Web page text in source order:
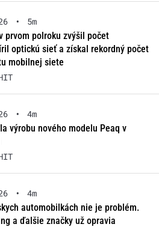
•
5m
prvom polroku zvýšil počet
optickú sieť a získal rekordný počet
mobilnej siete
•
4m
výrobu nového modelu Peaq v
•
4m
automobilkách nie je problém.
a ďalšie značky už opravia